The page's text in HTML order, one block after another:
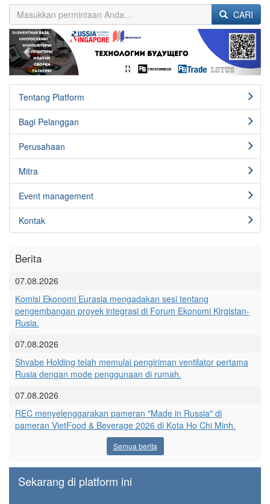
CARI
Previous Next
Tentang Platform
Bagi Pelanggan
Perusahaan
Mitra
Event management
Kontak
Berita
07.08.2026
Komisi Ekonomi Eurasia mengadakan sesi tentang
pengembangan proyek integrasi di Forum Ekonomi Kirgistan-
Rusia.
07.08.2026
Shvabe Holding telah memulai pengiriman ventilator pertama
Rusia dengan mode penggunaan di rumah.
07.08.2026
REC menyelenggarakan pameran "Made in Russia" di
pameran VietFood & Beverage 2026 di Kota Ho Chi Minh.
Semua berita
Sekarang di platform ini